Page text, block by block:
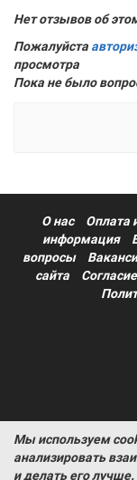
Нет отзывов об
Пожалуйста
просмотра
Пока не было
О нас Оплата
информация
вопросы
сайта
Информация на
является
статьи 437
Мы используем
анализировать
и делать его